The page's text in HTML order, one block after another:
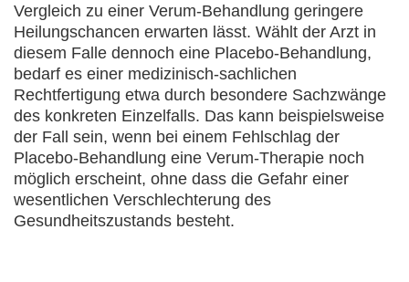
Vergleich zu einer Verum-Behandlung geringere
Heilungschancen erwarten lässt. Wählt der Arzt in
diesem Falle dennoch eine Placebo-Behandlung,
bedarf es einer medizinisch-sachlichen
Rechtfertigung etwa durch besondere Sachzwänge
des konkreten Einzelfalls. Das kann beispielsweise
der Fall sein, wenn bei einem Fehlschlag der
Placebo-Behandlung eine Verum-Therapie noch
möglich erscheint, ohne dass die Gefahr einer
wesentlichen Verschlechterung des
Gesundheitszustands besteht.